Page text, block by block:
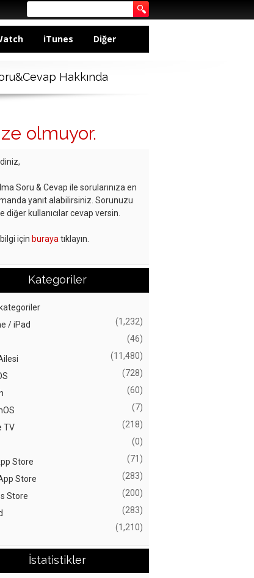
iTunes Diğer
Hakkında
olmuyor.
Soru & Cevap ile sorularınıza en
yanıt alabilirsiniz. Sorunuzu
diğer kullanıcılar cevap versin.
için buraya tıklayın.
Kategoriler
/ iPad
(1,232)
(46)
(11,480)
(728)
(60)
(7)
TV (218)
(0)
Store (71)
Store (283)
Store (200)
(283)
(1,210)
İstatistikler